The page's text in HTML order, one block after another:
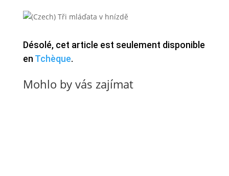
Désolé, cet article est seulement disponible
en Tchèque.
Mohlo by vás zajímat